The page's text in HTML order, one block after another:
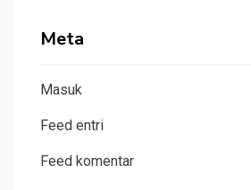
Meta
Masuk
Feed entri
Feed komentar